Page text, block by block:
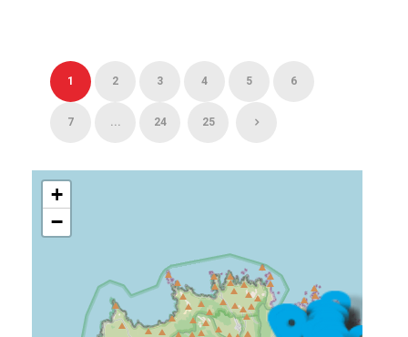
1 2 3 4 5 6
7 ... 24 25
+
−